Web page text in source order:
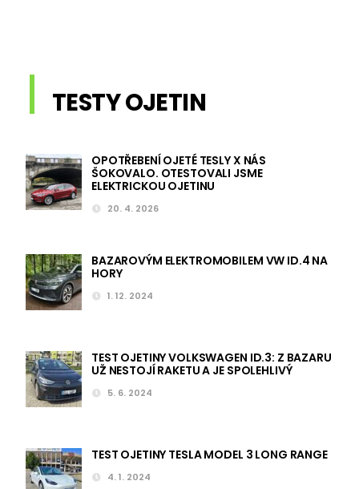
TESTY OJETIN
OPOTŘEBENÍ OJETÉ TESLY X NÁS
ŠOKOVALO. OTESTOVALI JSME
ELEKTRICKOU OJETINU
20. 4. 2026
BAZAROVÝM ELEKTROMOBILEM VW ID.4 NA
HORY
1. 12. 2024
TEST OJETINY VOLKSWAGEN ID.3: Z BAZARU
UŽ NESTOJÍ RAKETU A JE SPOLEHLIVÝ
5. 6. 2024
TEST OJETINY TESLA MODEL 3 LONG RANGE
4. 1. 2024